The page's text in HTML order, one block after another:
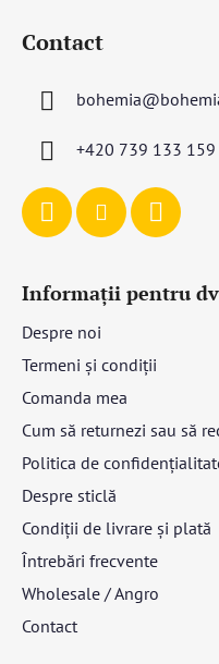
Contact
bohemia@
+420 739 133 159
Informații pentru
Despre noi
Termeni și condiții
Comanda mea
Cum să returnezi sau să
Politica de
Despre sticlă
Condiții de livrare și plată
Întrebări frecvente
Wholesale / Angro
Contact